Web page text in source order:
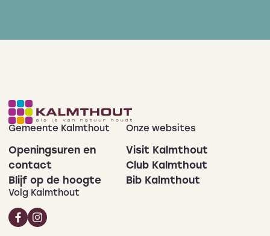
Gemeente Kalmthout
Openingsuren en
contact
Blijf op de hoogte
Onze websites
Visit Kalmthout
Club Kalmthout
Bib Kalmthout
Volg Kalmthout